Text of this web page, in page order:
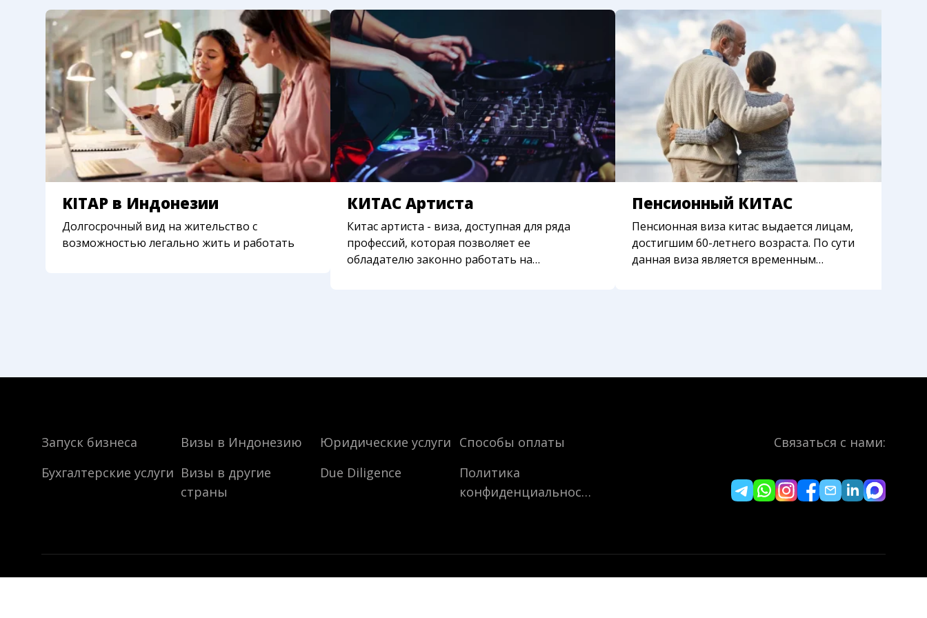
При смене места жительства нужно будет менять адрес в КИТАС, стоимость смены адреса — 2 млн
idr
KITAP в Индонезии
Долгосрочный вид на жительство с
возможностью легально жить и работать
КИТАС Артиста
Китас артиста - виза, доступная для ряда
профессий, которая позволяет ее
обладателю законно работать на
Пенсионный КИТАС
Пенсионная виза китас выдается лицам,
достигшим 60-летнего возраста. По сути
данная виза является временным
Связаться с нами:
Запуск бизнеса Визы в Индонезию Юридические услуги Способы оплаты
Бухгалтерские услуги Визы в другие
страны
Due Diligence
Политика
конфиденциальности